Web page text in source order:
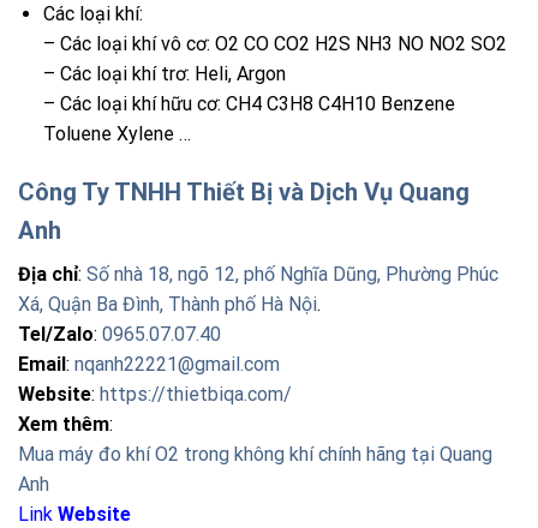
Các loại khí:
– Các loại khí vô cơ: O2 CO CO2 H2S NH3 NO NO2 SO2
– Các loại khí trơ: Heli, Argon
– Các loại khí hữu cơ: CH4 C3H8 C4H10 Benzene
Toluene Xylene …
Công Ty TNHH Thiết Bị và Dịch Vụ Quang
Anh
Địa chỉ: Số nhà 18, ngõ 12, phố Nghĩa Dũng, Phường Phúc
Xá, Quận Ba Đình, Thành phố Hà Nội.
Tel/Zalo: 0965.07.07.40
Email : nqanh22221@gmail.com
Website: https://thietbiqa.com/
Xem thêm:
Mua máy đo khí O2 trong không khí chính hãng tại Quang
Anh
Link Website